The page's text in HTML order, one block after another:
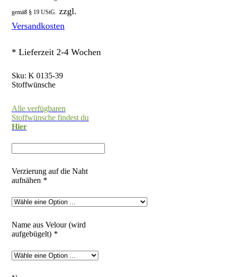
gemäß § 19 UStG. zzgl.
Versandkosten
* Lieferzeit 2-4 Wochen
Sku: K 0135-39
Stoffwünsche
Alle verfügbaren
Stoffwünsche findest du
Hier
Verzierung auf die Naht
aufnähen *
Name aus Velour (wird
aufgebügelt) *